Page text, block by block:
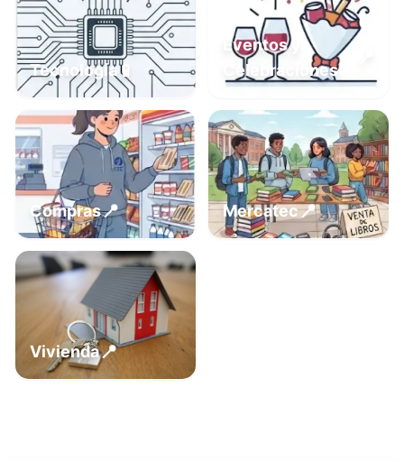
Tecnología📱
Eventos y
Celebraciones
Compras📍 Mercatec📍
Vivienda📍